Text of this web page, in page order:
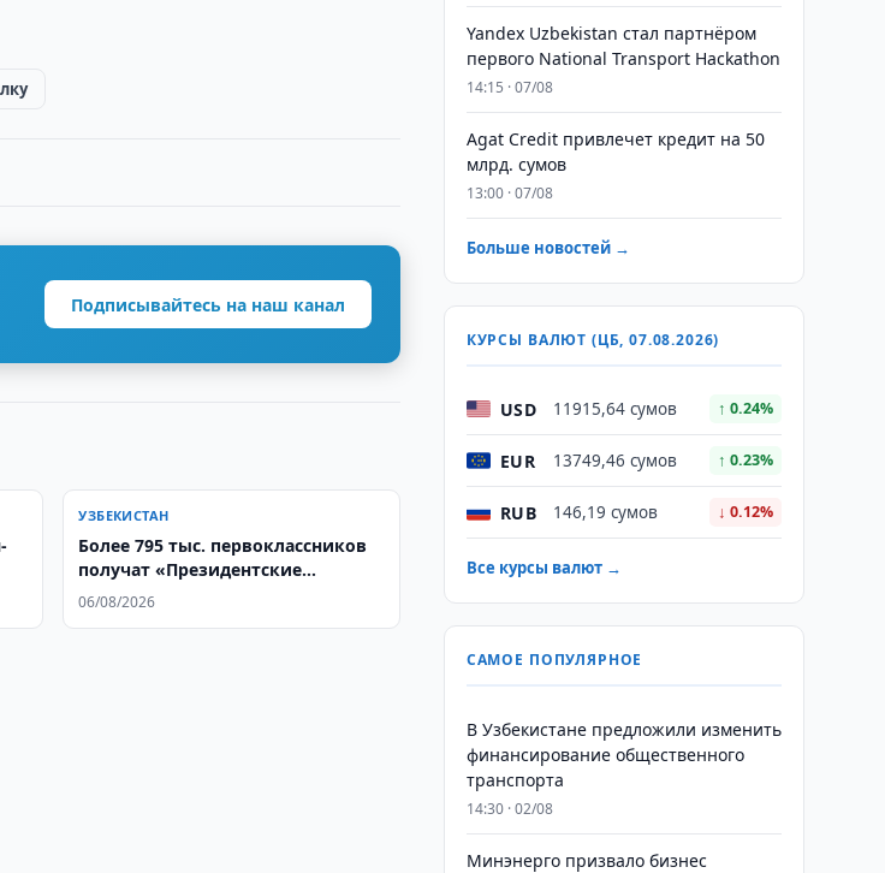
Подписывайтесь на наш канал
УЗБЕКИСТАН
Более 795 тыс. первоклассников
получат «Президентские
подарки»
06/08/2026
Yandex Uzbekistan стал партнёром
первого National Transport Hackathon
14:15 · 07/08
Agat Credit привлечет кредит на 50
млрд. сумов
13:00 · 07/08
Больше новостей →
КУРСЫ ВАЛЮТ (ЦБ, 07.08.2026)
USD 11915,64 сумов ↑ 0.24%
EUR 13749,46 сумов ↑ 0.23%
RUB 146,19 сумов ↓ 0.12%
Все курсы валют →
САМОЕ ПОПУЛЯРНОЕ
В Узбекистане предложили изменить
финансирование общественного
транспорта
14:30 · 02/08
Минэнерго призвало бизнес